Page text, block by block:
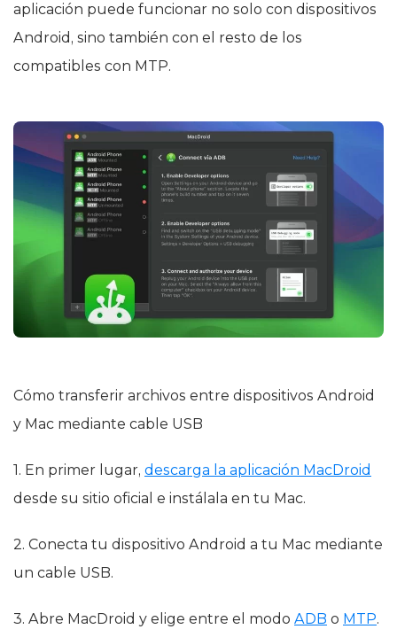
aplicación puede funcionar no solo con dispositivos
Android, sino también con el resto de los
compatibles con MTP.
Cómo transferir archivos entre dispositivos Android
y Mac mediante cable USB
1. En primer lugar, descarga la aplicación MacDroid
desde su sitio oficial e instálala en tu Mac.
2. Conecta tu dispositivo Android a tu Mac mediante
un cable USB.
3. Abre MacDroid y elige entre el modo ADB o MTP.